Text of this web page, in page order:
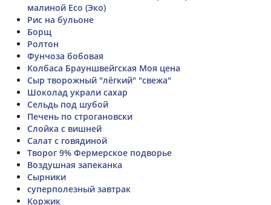
малиной Eco (Эко)
Рис на бульоне
Борщ
Ролтон
Фунчоза бобовая
Колбаса Брауншвейгская Моя цена
Сыр творожный "лёгкий" "свежа"
Шоколад украли сахар
Сельдь под шубой
Печень по строгановски
Слойка с вишней
Салат с говядиной
Творог 9% Фермерское подворье
Воздушная запеканка
Сырники
суперполезный завтрак
Коржик